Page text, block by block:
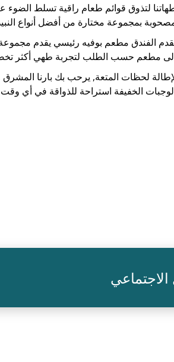
لتذوق قوائم طعام راقية تسلط الضوء
بمجموعة مختارة من أفضل أنواع
الفندق مطعم بوفيه رئيسي يقدم مجموعة
مطعم حسب الطلب لتجربة طهي أكثر
لحظات المتعة, يرحب بك بارنا
الخفيفة استراحة للذواقة في أي